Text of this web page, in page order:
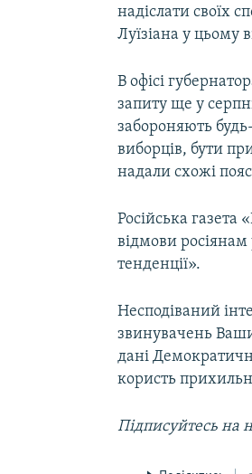
надіслати своїх
Луїзіана у цьому
В офісі
запиту ще у
забороняють
виборців, бути
надали схожі
Російська газета
відмови
тенденції».
Несподіваний
звинувачень
дані
користь
Підписуйтесь на